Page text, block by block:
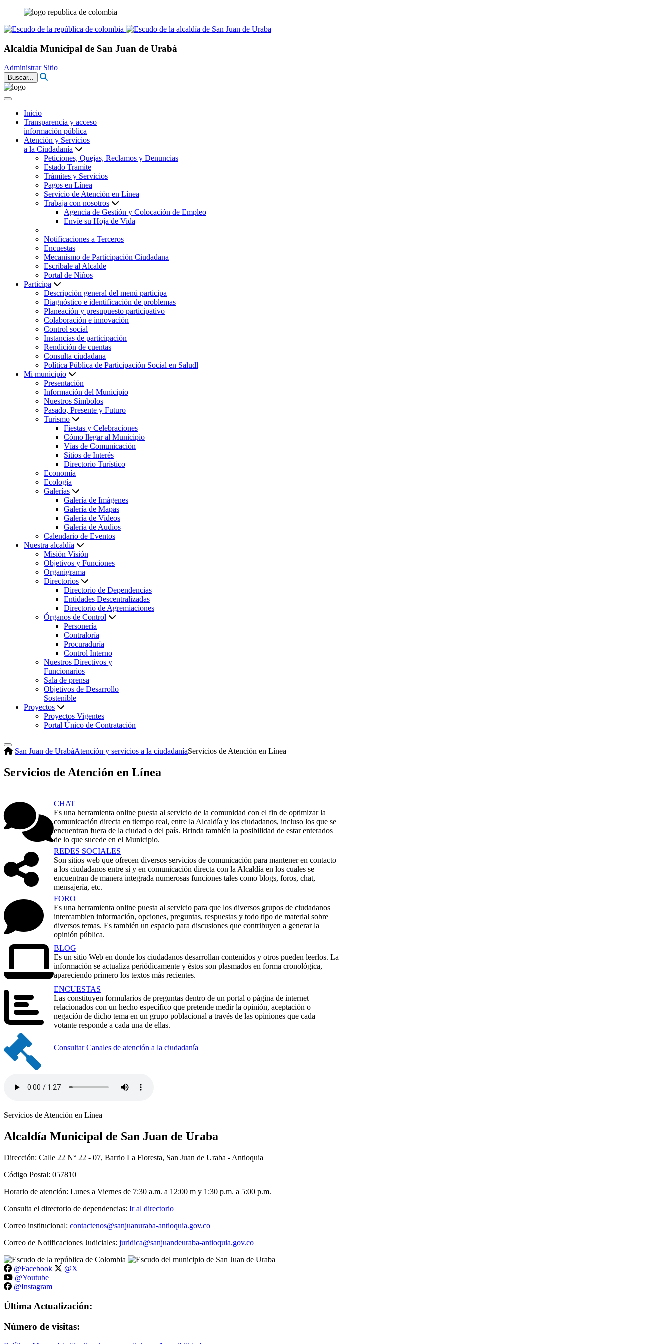
Alcaldía Municipal de San Juan de Urabá
Administrar Sitio
Buscar...
Inicio
Transparencia y acceso
información pública
Atención y Servicios
a la Ciudadanía
Peticiones, Quejas, Reclamos y Denuncias
Estado Tramite
Trámites y Servicios
Pagos en Línea
Servicio de Atención en Línea
Trabaja con nosotros
Agencia de Gestión y Colocación de Empleo
Envíe su Hoja de Vida
Notificaciones a Terceros
Encuestas
Mecanismo de Participación Ciudadana
Escríbale al Alcalde
Portal de Niños
Participa
Descripción general del menú participa
Diagnóstico e identificación de problemas
Planeación y presupuesto participativo
Colaboración e innovación
Control social
Instancias de participación
Rendición de cuentas
Consulta ciudadana
Política Pública de Participación Social en Saludl
Mi municipio
Presentación
Información del Municipio
Nuestros Símbolos
Pasado, Presente y Futuro
Turismo
Fiestas y Celebraciones
Cómo llegar al Municipio
Vías de Comunicación
Sitios de Interés
Directorio Turístico
Economía
Ecología
Galerías
Galería de Imágenes
Galería de Mapas
Galería de Videos
Galería de Audios
Calendario de Eventos
Nuestra alcaldía
Misión Visión
Objetivos y Funciones
Organigrama
Directorios
Directorio de Dependencias
Entidades Descentralizadas
Directorio de Agremiaciones
Órganos de Control
Personería
Contraloría
Procuraduría
Control Interno
Nuestros Directivos y
Funcionarios
Sala de prensa
Objetivos de Desarrollo
Sostenible
Proyectos
Proyectos Vigentes
Portal Único de Contratación
San Juan de UrabáAtención y servicios a la ciudadaníaServicios de Atención en Línea
Servicios de Atención en Línea
CHAT
Es una herramienta online puesta al servicio de la comunidad con el fin de optimizar la
comunicación directa en tiempo real, entre la Alcaldía y los ciudadanos, incluso los que se
encuentran fuera de la ciudad o del país. Brinda también la posibilidad de estar enterados
de lo que sucede en el Municipio.
REDES SOCIALES​
Son sitios web que ofrecen diversos servicios de comunicación para mantener en contacto
a los ciudadanos entre sí y en comunicación directa con la Alcaldía en los cuales se
encuentran de manera integrada numerosas funciones tales como blogs, foros, chat,
mensajería, etc.
FORO
Es una herramienta online puesta al servicio para que los diversos grupos de ciudadanos
intercambien información, opciones, preguntas, respuestas y todo tipo de material sobre
diversos temas. Es también un espacio para discusiones que contribuyen a generar la
opinión pública.
BLOG
Es un sitio Web en donde los ciudadanos desarrollan contenidos y otros pueden leerlos. La
información se actualiza periódicamente y éstos son plasmados en forma cronológica,
apareciendo primero los textos más recientes.
ENCUESTAS
Las constituyen formularios de preguntas dentro de un portal o página de internet
relacionados con un hecho específico que pretende medir la opinión, aceptación o
negación de dicho tema en un grupo poblacional a través de las opiniones que cada
votante responde a cada una de ellas.​​​​​
​Consultar ​Canales de atención a la ciudadanía​
Servicios de Atención en Línea
Alcaldía Municipal de San Juan de Uraba
Dirección: Calle 22 N° 22 - 07, Barrio La Floresta, San Juan de Uraba - Antioquia
Código Postal: 057810
Horario de atención: Lunes a Viernes de 7:30 a.m. a 12:00 m y 1:30 p.m. a 5:00 p.m.
Consulta el directorio de dependencias: Ir al directorio
Correo institucional: contactenos@sanjuanuraba-antioquia.gov.co
Correo de Notificaciones Judiciales: juridica@sanjuandeuraba-antioquia.gov.co
@Facebook
@X
@Youtube
@Instagram
Última Actualización:
Número de visitas: